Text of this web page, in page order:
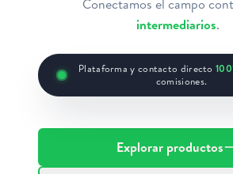
Conectamos el campo
intermediarios.
Plataforma y contacto directo
comisiones.
Explorar productos